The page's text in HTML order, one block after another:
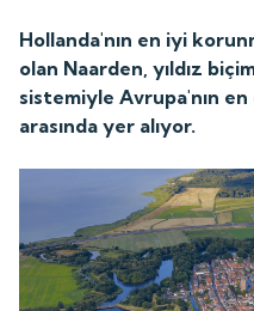
Hollanda'nın en iyi
olan Naarden, yıldız
sistemiyle Avrupa'nın
arasında yer alıyor.